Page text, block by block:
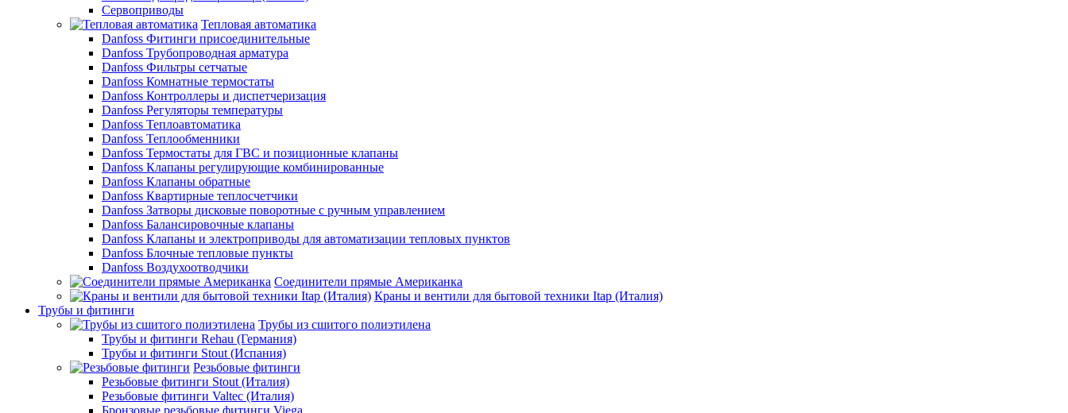
Сервоприводы
Тепловая автоматика
Danfoss Фитинги присоединительные
Danfoss Трубопроводная арматура
Danfoss Фильтры сетчатые
Danfoss Комнатные термостаты
Danfoss Контроллеры и диспетчеризация
Danfoss Регуляторы температуры
Danfoss Теплоавтоматика
Danfoss Теплообменники
Danfoss Термостаты для ГВС и позиционные клапаны
Danfoss Клапаны регулирующие комбинированные
Danfoss Клапаны обратные
Danfoss Квартирные теплосчетчики
Danfoss Затворы дисковые поворотные с ручным управлением
Danfoss Балансировочные клапаны
Danfoss Клапаны и электроприводы для автоматизации тепловых пунктов
Danfoss Блочные тепловые пункты
Danfoss Воздухоотводчики
Соединители прямые Американка
Краны и вентили для бытовой техники Itap (Италия)
Трубы и фитинги
Трубы из сшитого полиэтилена
Трубы и фитинги Rehau (Германия)
Трубы и фитинги Stout (Испания)
Резьбовые фитинги
Резьбовые фитинги Stout (Италия)
Резьбовые фитинги Valtec (Италия)
Бронзовые резьбовые фитинги Viega